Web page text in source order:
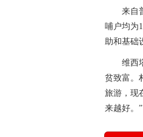
来自
哺户均为
助和基础
维西
贫致富。
旅游，现
来越好。”